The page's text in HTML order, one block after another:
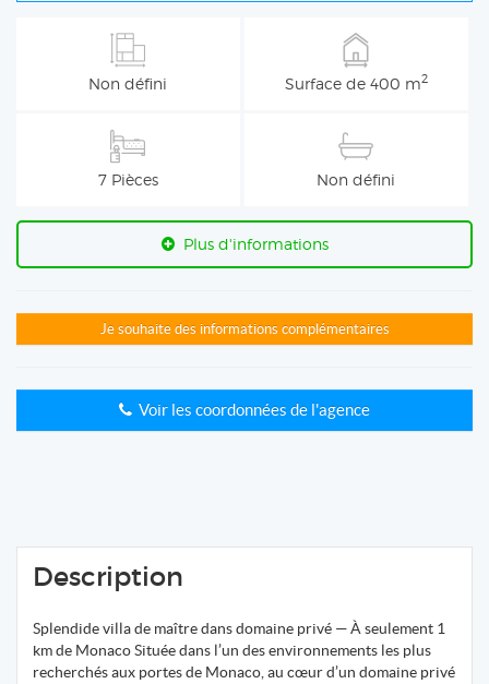
Non défini Surface de 400 m2
7 Pièces Non défini
Plus d'informations
Je souhaite des informations complémentaires
Voir les coordonnées de l'agence
Description
Splendide villa de maître dans domaine privé — À seulement 1
km de Monaco Située dans l’un des environnements les plus
recherchés aux portes de Monaco, au cœur d’un domaine privé